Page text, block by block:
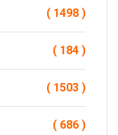
( 1498 )
( 184 )
( 1503 )
( 686 )